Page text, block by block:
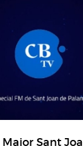
Major Sant